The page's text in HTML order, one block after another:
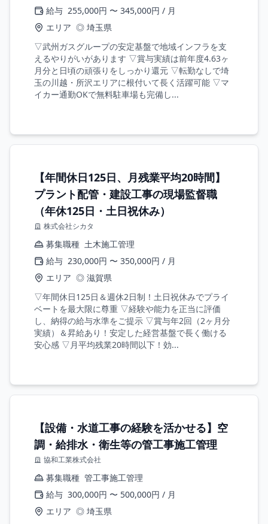
給与 255,000円 〜 345,000円 / 月
エリア ◎ 埼玉県
▽武州ガスグループの安定基盤で地域インフラを支
えるやりがいがあります ▽賞与実績は前年度4.63ヶ
月分と日頃の頑張りをしっかり還元 ▽転勤なしで埼
玉の川越・所沢エリアに根付いて長く活躍可能 ▽マ
イカー通勤OKで無料駐車場も完備し...
【年間休日125日、月残業平均20時間】
プラント配管・建設工事の現場監督職
（年休125日・土日祝休み）
株式会社シカタ
募集職種 土木施工管理
給与 230,000円 〜 350,000円 / 月
エリア ◎ 滋賀県
▽年間休日125日＆週休2日制！土日祝休みでプライ
ベートを最大限に尊重 ▽経験や能力を正当に評価
し、納得の給与水準をご提示 ▽賞与年2回（2ヶ月分
実績）＆昇給あり！安定した経営基盤で長く働ける
安心感 ▽月平均残業20時間以下！効...
【設備・水道工事の経験を活かせる】空
調・給排水・衛生等の管工事施工管理
協和工業株式会社
募集職種 管工事施工管理
給与 300,000円 〜 500,000円 / 月
エリア ◎ 埼玉県